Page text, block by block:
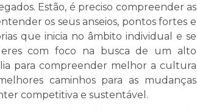
Estão, é preciso compreender as
os seus anseios, pontos fortes e
que inicia no âmbito individual e se
com foco na busca de um alto
para compreender melhor a cultura
caminhos para as mudanças
competitiva e sustentável.